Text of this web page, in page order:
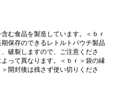
む食品を製造しています。＜ｂｒ
保存のできるレトルトパウチ製品
破裂しますので、ご注意くださ
って異なります。＜ｂｒ＞袋の縁
開封後は残さず使い切りくださ